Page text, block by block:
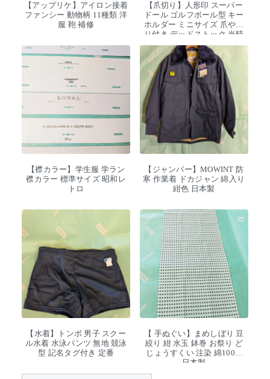
【アップリケ】アイロン接着
ファンシー 動物柄 11種類 洋
服 鞄 補修
【爪切り】人形印 スーパー
ドール ゴルフボール型 キー
ホルダー ミニサイズ 爪やす
り付き デッドストック 当時
物
【襟カラー】学生服 学ラン
襟カラー 標準サイズ 昭和レ
トロ
【ジャンパー】MOWINT 防
寒 作業着 ドカジャン 綿入り
紺色 日本製
【水着】トンボ 男子 スクー
ル水着 水泳パンツ 無地 競泳
型 記名タグ付き 定番
【 手ぬぐい】まめしぼり 豆
絞り 紺 水玉 鉢巻 お祭り ど
じょうすくい 注染 綿100%
日本製